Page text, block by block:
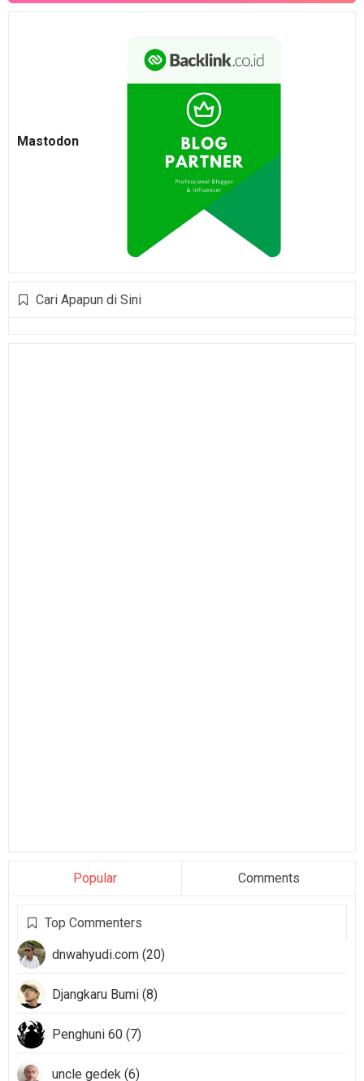
Mastodon
Cari Apapun di Sini
Popular Comments
Top Commenters
dnwahyudi.com (20)
Djangkaru Bumi (8)
Penghuni 60 (7)
uncle gedek (6)